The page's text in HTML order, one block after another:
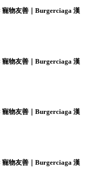
寵物友善｜Burgerciaga 漢
寵物友善｜Burgerciaga 漢
寵物友善｜Burgerciaga 漢
寵物友善｜Burgerciaga 漢